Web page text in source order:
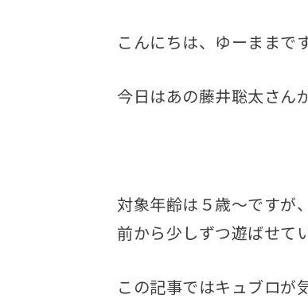
こんにちは、ゆーままです
今日はあの藤井聡太さん
対象年齢は５歳～ですが
前から少しずつ遊ばせて
この記事ではキュブロが